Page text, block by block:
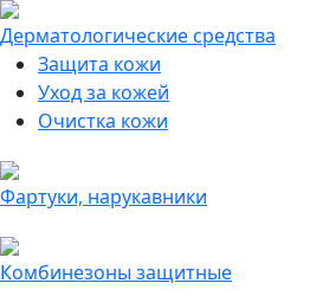
Дерматологические средства
Защита кожи
Уход за кожей
Очистка кожи
Фартуки, нарукавники
Комбинезоны защитные